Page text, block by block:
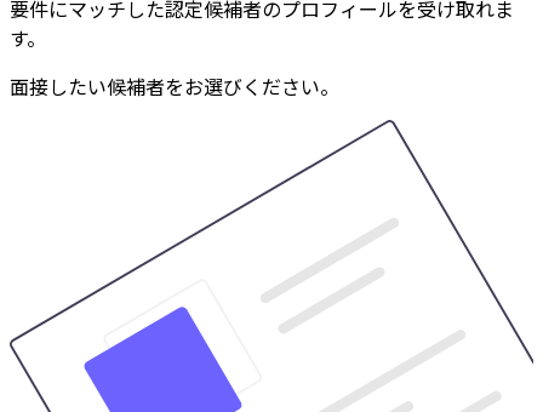
要件にマッチした認定候補者のプロフィールを受け取れま
す。
面接したい候補者をお選びください。